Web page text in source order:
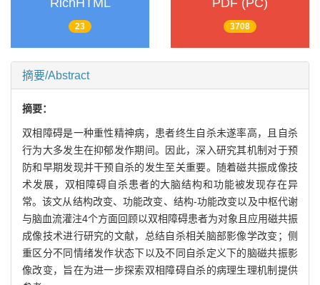
RichHTML
23
PDF (PC)
3708
摘要/Abstract
摘要：
双相障碍是一种重性精神病，患者终生自杀未遂率高，且自杀
行为大多发生在抑郁发作期间。因此，深入研究其机制对于预
防和早期发现并干预自杀的发生至关重要。随着磁共振成像技
术发展，双相障碍自杀患者的大脑结构和功能被发现存在异
常。该文从结构改变、功能改变、结构-功能改变以及中枢代谢
与脑血流灌注4个方面回顾以双相障碍患者为对象且应用磁共振
成像技术进行研究的文献，总结自杀相关脑部影像学改变；侧
重区分不同情绪发作状态下以及不同自杀定义下的脑磁共振影
像改变，旨在为进一步探索双相障碍自杀的病理生理机制提供